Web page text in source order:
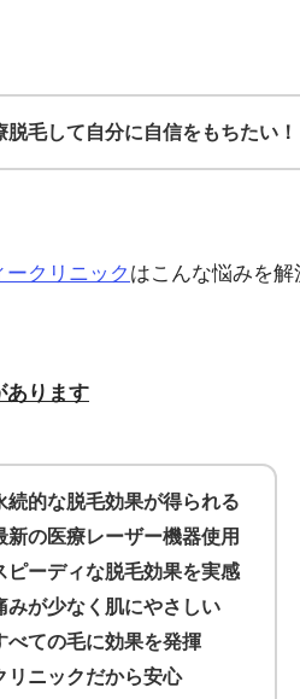
脱毛して自分に自信をもちたい！
ークリニック はこんな悩みを解
あります
続的な脱毛効果が得られる
新の医療レーザー機器使用
ピーディな脱毛効果を実感
みが少なく肌にやさしい
べての毛に効果を発揮
リニックだから安心